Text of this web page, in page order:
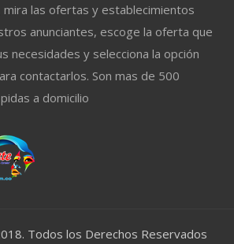
las ofertas y establecimientos
anunciantes, escoge la oferta que
necesidades y selecciona la opción
contactarlos. Son mas de 500
a domicilio
Todos los Derechos Reservados